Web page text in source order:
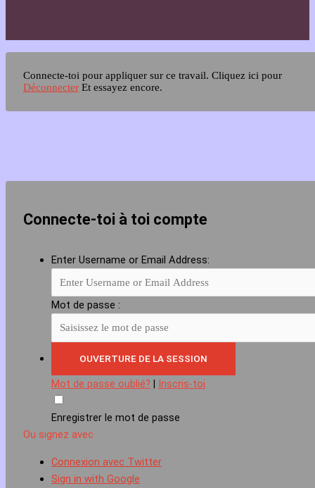
Connecte-toi pour appliquer sur ce travail. Cliquez ici pour
Déconnecter Et essayez encore.
Connecte-toi à toi compte
Enter Username or Email Address:
Mot de passe :
Mot de passe oublié? Inscris-toi
Enregistrer le mot de passe
Ou signez avec
Connexion avec Twitter
Sign in with Google